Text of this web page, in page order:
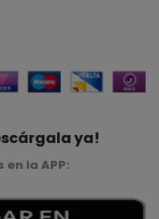
ya!
la APP: